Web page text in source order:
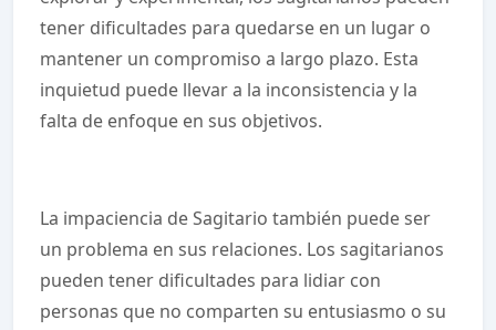
tener dificultades para quedarse en un lugar o
mantener un compromiso a largo plazo. Esta
inquietud puede llevar a la inconsistencia y la
falta de enfoque en sus objetivos.
La impaciencia de Sagitario también puede ser
un problema en sus relaciones. Los sagitarianos
pueden tener dificultades para lidiar con
personas que no comparten su entusiasmo o su